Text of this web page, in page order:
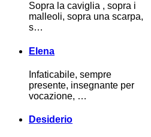
Sopra la caviglia , sopra i
malleoli, sopra una scarpa,
s…
Elena
Infaticabile, sempre
presente, insegnante per
vocazione, …
Desiderio